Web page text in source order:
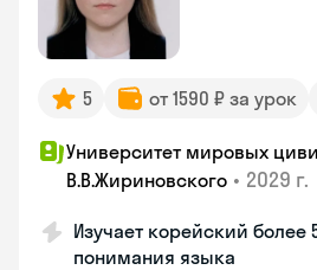
5 от 1590 ₽ за урок
Университет мировых
В.В.Жириновского • 2029 г.
Изучает корейский более
понимания языка